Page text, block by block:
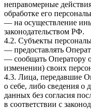
неправомерные
обработке его
— на осуществление
законодательством РФ.
4.2. Субъекты
— предоставлять
— сообщать Оператору
изменении) своих
4.3. Лица, передавшие
о себе, либо сведения о
данных без согласия
в соответствии с